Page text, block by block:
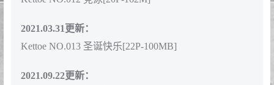
Kettoe NO.004 V家-GUMI-旗袍 [8P-63MB]
Kettoe NO.005 汉服 [9P-207MB]
Kettoe NO.006 偶像大师-渋谷凛 [17P-176MB]
Kettoe NO.008 小恶魔 [36P-233MB]